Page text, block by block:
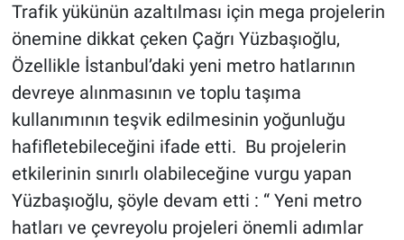
Trafik yükünün azaltılması için mega projelerin
önemine dikkat çeken Çağrı Yüzbaşıoğlu,
Özellikle İstanbul’daki yeni metro hatlarının
devreye alınmasının ve toplu taşıma
kullanımının teşvik edilmesinin yoğunluğu
hafifletebileceğini ifade etti. Bu projelerin
etkilerinin sınırlı olabileceğine vurgu yapan
Yüzbaşıoğlu, şöyle devam etti : “ Yeni metro
hatları ve çevreyolu projeleri önemli adımlar